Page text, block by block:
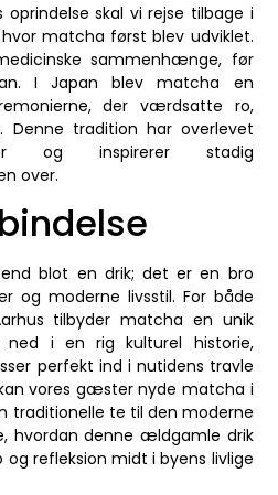
skal vi rejse tilbage i
matcha først blev udviklet.
sammenhænge, før
I Japan blev matcha en
der værdsatte ro,
tradition har overlevet
og inspirerer stadig
over.
blot en drik; det er en bro
og moderne livsstil. For både
tilbyder matcha en unik
i en rig kulturel historie,
perfekt ind i nutidens travle
vores gæster nyde matcha i
traditionelle te til den moderne
hvordan denne ældgamle drik
refleksion midt i byens livlige